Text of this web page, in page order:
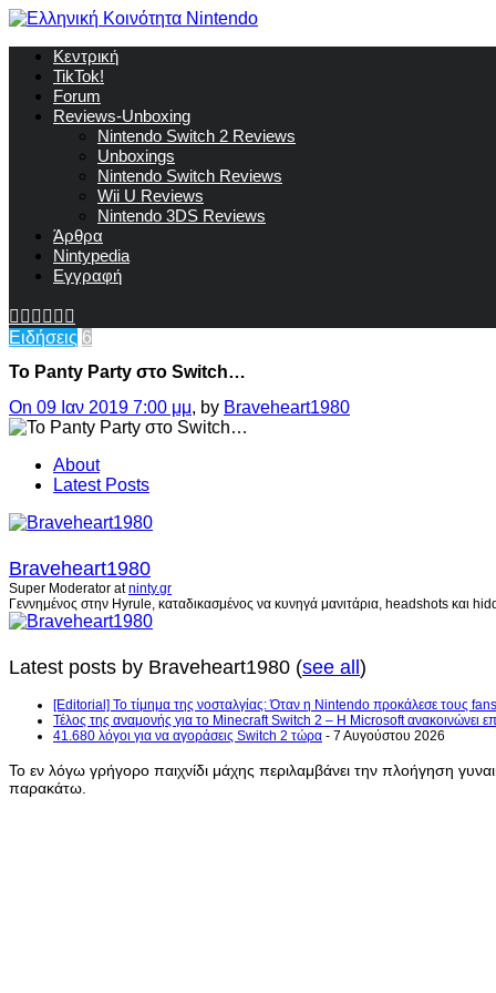
Κεντρική
TikTok!
Forum
Reviews-Unboxing
Nintendo Switch 2 Reviews
Unboxings
Nintendo Switch Reviews
Wii U Reviews
Nintendo 3DS Reviews
Άρθρα
Nintypedia
Εγγραφή
Ειδήσεις 6
To Panty Party στο Switch…
On 09 Ιαν 2019 7:00 μμ, by Braveheart1980
About
Latest Posts
Braveheart1980
Super Moderator atninty.gr
Γεννημένος στην Hyrule, καταδικασμένος να κυνηγά μανιτάρια, headshots και
Latest posts by Braveheart1980 (see all)
[Editorial] Το τίμημα της νοσταλγίας: Όταν η Nintendo προκάλεσε τους
Τέλος της αναμονής για το Minecraft Switch 2 – Η Microsoft ανακοινώνει
41.680 λόγοι για να αγοράσεις Switch 2 τώρα - 7 Αυγούστου 2026
Το εν λόγω γρήγορο παιχνίδι μάχης περιλαμβάνει την πλοήγηση
παρακάτω.